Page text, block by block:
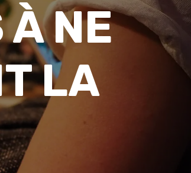
NE
LA